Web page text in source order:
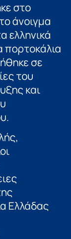
στο
άνοιγμα
ελληνικά
πορτοκάλια
σε
του
και
Ελλάδας